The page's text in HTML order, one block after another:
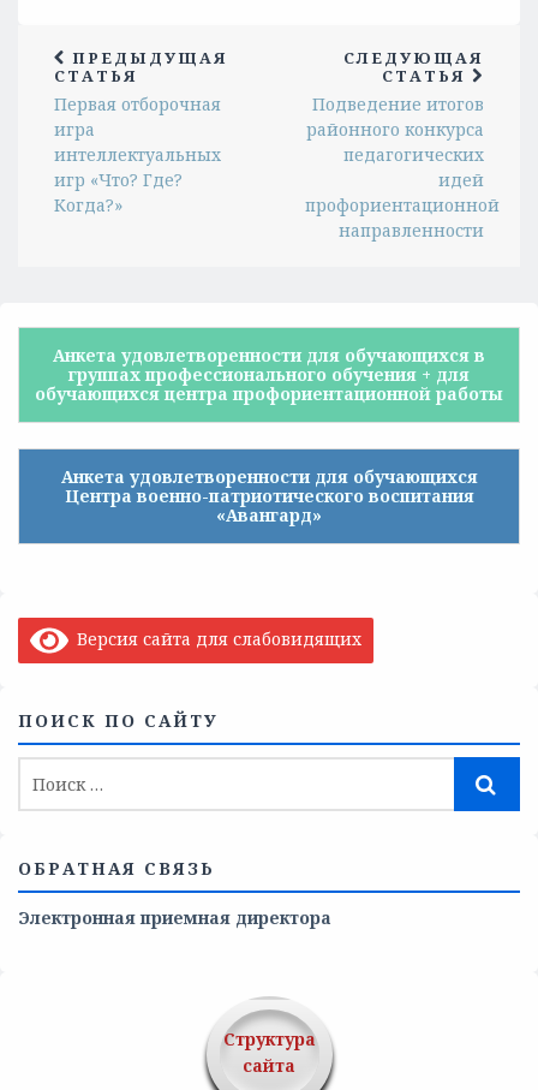
ПРЕДЫДУЩАЯ
СТАТЬЯ
Первая отборочная
игра
интеллектуальных
игр «Что? Где?
Когда?»
СЛЕДУЮЩАЯ
СТАТЬЯ
Подведение итогов
районного конкурса
педагогических
идей
профориентационной
направленности
Анкета удовлетворенности для обучающихся в
группах профессионального обучения + для
обучающихся центра профориентационной работы
Анкета удовлетворенности для обучающихся
Центра военно-патриотического воспитания
«Авангард»
Версия сайта для слабовидящих
ПОИСК ПО САЙТУ
ОБРАТНАЯ СВЯЗЬ
Электронная приемная директора
Структура
сайта